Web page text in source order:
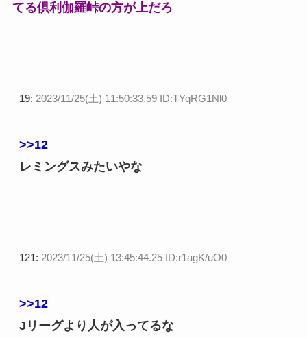
てる倶利伽羅峠の方が上だろ
19: 2023/11/25(土) 11:50:33.59 ID:TYqRG1Nl0
>>12
レミングスみたいやな
121: 2023/11/25(土) 13:45:44.25 ID:r1agK/uO0
>>12
Jリーグより人が入ってるな